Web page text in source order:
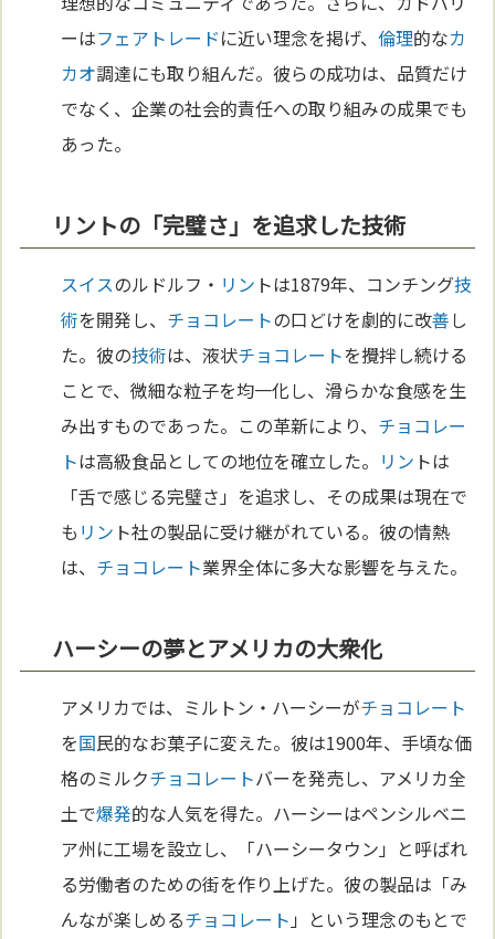
ーはフェアトレードに近い理念を掲げ、倫理的なカ
カオ調達にも取り組んだ。彼らの成功は、品質だけ
でなく、企業の社会的責任への取り組みの成果でも
あった。
リントの「完璧さ」を追求した技術
スイスのルドルフ・ リン トは1879年、コンチング技
術を開発し、 チョコレートの口どけを劇的に改善し
た。彼の技術は、液状チョコレートを攪拌し続ける
ことで、微細な粒子を均一化し、滑らかな食感を生
み出すものであった。この革新により、 チョコレー
トは高級食品としての地位を確立した。 リン トは
「舌で感じる完璧さ」を追求し、その成果は現在で
も リン ト社の製品に受け継がれている。彼の情熱
は、 チョコレート業界全体に多大な影響を与えた。
ハーシーの夢とアメリカの大衆化
アメリカでは、ミルトン・ハーシーがチョコレート
を国民的なお菓子に変えた。彼は1900年、手頃な価
格のミルクチョコレートバーを発売し、アメリカ全
土で爆発的な人気を得た。ハーシーはペンシルベニ
ア州に工場を設立し、「ハーシータウン」と呼ばれ
る労働者のための街を作り上げた。彼の製品は「み
んなが楽しめるチョコレート 」という理念のもとで